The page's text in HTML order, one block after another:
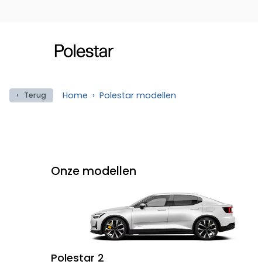
‹ Terug Home Polestar modellen
Onze modellen
Polestar 2